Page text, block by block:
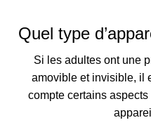
Quel type
Si les adultes ont une
amovible et invisible, il
compte certains aspects